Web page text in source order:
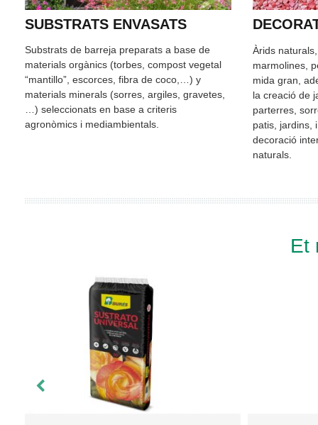
SUBSTRATS ENVASATS
Substrats de barreja preparats a base de
materials orgànics (torbes, compost vegetal
“mantillo”, escorces, fibra de coco,…) y
materials minerals (sorres, argiles, gravetes,
…) seleccionats en base a criteris
agronòmics i mediambientals.
Àrids
marmolines,
mida gran,
la creació de
parterres,
patis, jardins,
decoració
naturals.
Et